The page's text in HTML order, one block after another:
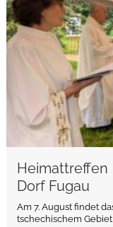
Dorf Fugau
Am 7. August findet
tschechischem